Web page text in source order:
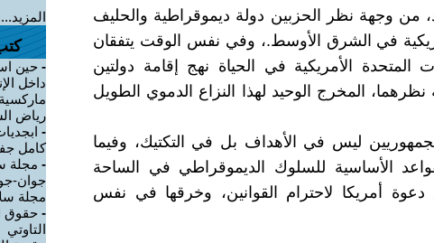
من وجهة نظر الحزبين دولة ديموقراطية والحليف
في الشرق الأوسط.، وفي نفس الوقت يتفقان
الأمريكية في الحياة نهج إقامة دولتين
المخرج الوحيد لهذا النزاع الدموي الطويل
ليس في الأهداف بل في التكتيك، وفيما
الأساسية للسلوك الديموقراطي في الساحة
دعوة أمريكا لاحترام القوانين، وخرقها في نفس
- حين
داخل
رياض
-
كامل
- مجلة
مجلة
- حقوق
التاوتي